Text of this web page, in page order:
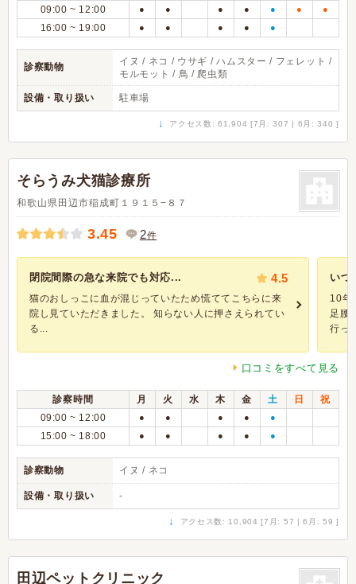
09:00 ~ 12:00
● ● ● ● ● ● ●
16:00 ~ 19:00 ● ● ● ● ●
診察動物
イヌ / ネコ / ウサギ / ハムスター / フェレット /
モルモット / 鳥 / 爬虫類
設備・取り扱い 駐車場
↓ アクセス数: 61,904 [7月: 307 | 6月: 340 ]
そらうみ犬猫診療所
和歌山県田辺市稲成町１９１５−８７
3.45 2件
閉院間際の急な来院でも対応... 4.5
猫のおしっこに血が混じっていたため慌ててこちらに来
院し見ていただきました。 知らない人に押さえられてい
る...
いつ
10年
足腰
行っ
口コミをすべて見る
診察時間 月 火 水 木 金 土 日
祝
09:00 ~ 12:00
● ● ● ● ●
15:00 ~ 18:00 ● ● ● ● ●
診察動物 イヌ / ネコ
設備・取り扱い -
↓ アクセス数: 10,904 [7月: 57 | 6月: 59 ]
田辺ペットクリニック